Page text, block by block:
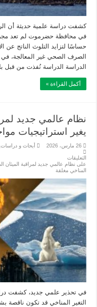
كشفت دراسة علمية حديثة أن
في محافظة حضرموت لم تعد
حساسًا لتزايد التلوث الناتج عن
الصرف الصحي غير المعالجة،
الدراسة الدراسة نُفذت من قبل
أكمل القراءة »
نظام عالمي جديد
يغير استراتيجيات
26 مارس، 2026 أبحاث و دراسات
التعليقات
على نظام عالمي جديد لمراقبة الميثان
المناخي مغلقة
في تحذير علمي جديد، كشفت
التغير المناخي قد تكون